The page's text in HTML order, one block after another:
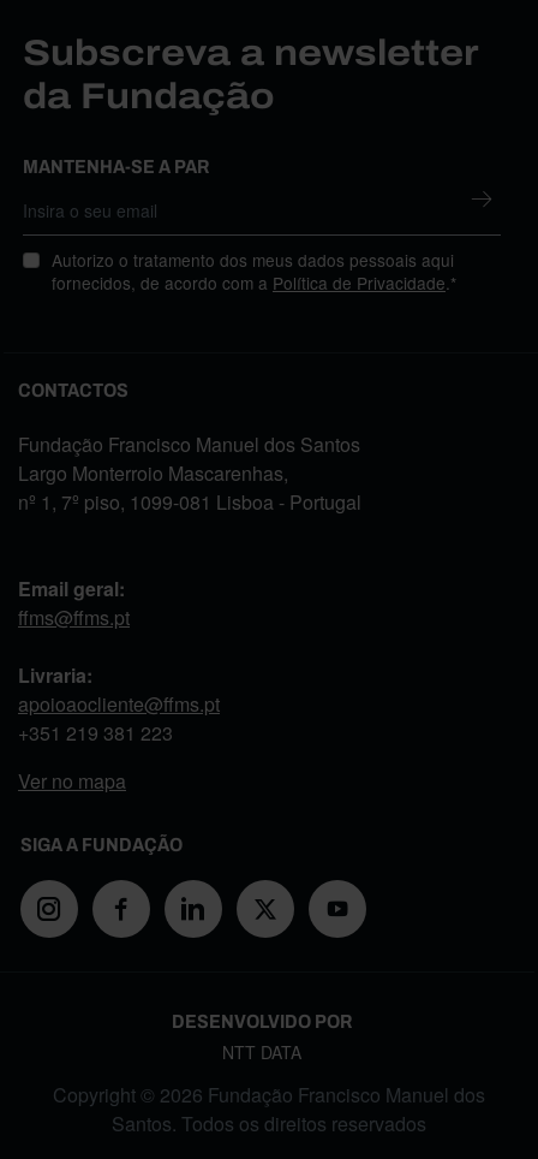
Subscreva a newsletter
da Fundação
MANTENHA-SE A PAR
Autorizo o tratamento dos meus dados pessoais aqui
fornecidos, de acordo com a Política de Privacidade.*
CONTACTOS
Fundação Francisco Manuel dos Santos
Largo Monterroio Mascarenhas,
nº 1, 7º piso, 1099-081 Lisboa - Portugal
Email geral:
ffms@ffms.pt
Livraria:
apoioaocliente@ffms.pt
+351 219 381 223
Ver no mapa
SIGA A FUNDAÇÃO
DESENVOLVIDO POR
NTT DATA
Copyright © 2026 Fundação Francisco Manuel dos
Santos. Todos os direitos reservados